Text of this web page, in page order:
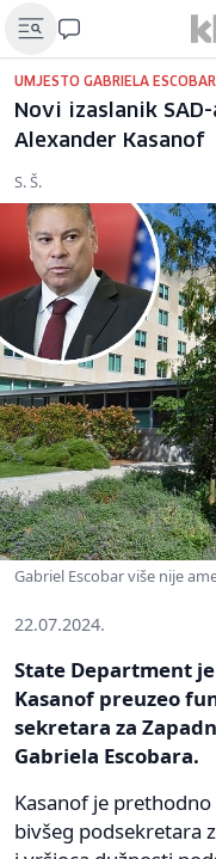
UMJESTO GABRIELA
Novi izaslanik
Alexander Kasanof
S. Š.
Gabriel Escobar više nije
22.07.2024.
State Department
Kasanof preuzeo
sekretara za
Gabriela Escobara.
Kasanof je
bivšeg podsekretara